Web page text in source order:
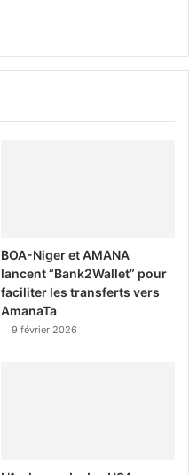
BOA-Niger et AMANA
lancent “Bank2Wallet” pour
faciliter les transferts vers
AmanaTa
9 février 2026